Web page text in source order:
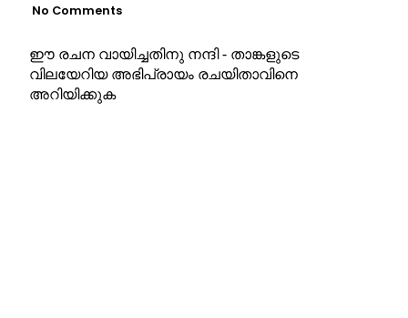
No Comments
ഈ രചന വായിച്ചതിനു നന്ദി - താങ്കളുടെ
വിലയേറിയ അഭിപ്രായം രചയിതാവിനെ
അറിയിക്കുക